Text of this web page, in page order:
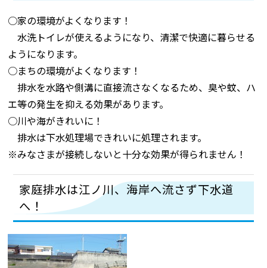
○家の環境がよくなります！
水洗トイレが使えるようになり、清潔で快適に暮らせる
ようになります。
○まちの環境がよくなります！
排水を水路や側溝に直接流さなくなるため、臭や蚊、ハ
エ等の発生を抑える効果があります。
○川や海がきれいに！
排水は下水処理場できれいに処理されます。
※みなさまが接続しないと十分な効果が得られません！
家庭排水は江ノ川、海岸へ流さず下水道
へ！